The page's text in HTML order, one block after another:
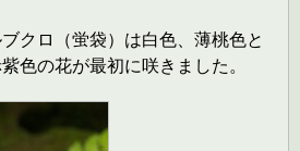
クロ（蛍袋）は白色、薄桃色と
色の花が最初に咲きました。